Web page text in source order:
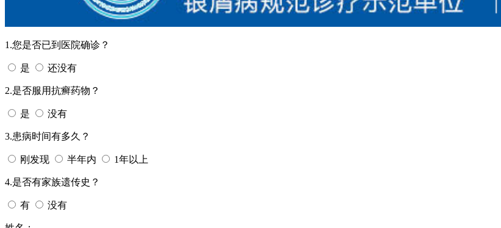
1.您是否已到医院确诊？
是 还没有
2.是否服用抗癣药物？
是 没有
3.患病时间有多久？
刚发现 半年内 1年以上
4.是否有家族遗传史？
有 没有